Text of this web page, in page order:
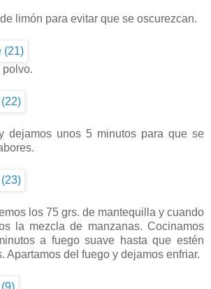
limón para evitar que se oscurezcan.
polvo.
dejamos unos 5 minutos para que se
los 75 grs. de mantequilla y cuando
la mezcla de manzanas. Cocinamos
a fuego suave hasta que estén
Apartamos del fuego y dejamos enfriar.